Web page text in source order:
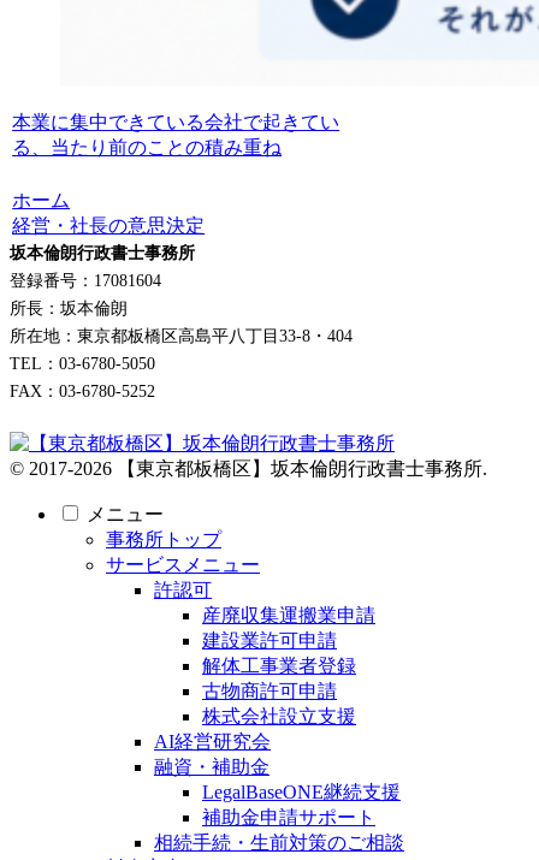
本業に集中できている会社で起きてい
る、当たり前のことの積み重ね
ホーム
経営・社長の意思決定
坂本倫朗行政書士事務所
登録番号：17081604
所長：坂本倫朗
所在地：東京都板橋区高島平八丁目33-8・404
TEL：03-6780-5050
FAX：03-6780-5252
© 2017-2026 【東京都板橋区】坂本倫朗行政書士事務所.
メニュー
事務所トップ
サービスメニュー
許認可
産廃収集運搬業申請
建設業許可申請
解体工事業者登録
古物商許可申請
株式会社設立支援
AI経営研究会
融資・補助金
LegalBaseONE継続支援
補助金申請サポート
相続手続・生前対策のご相談